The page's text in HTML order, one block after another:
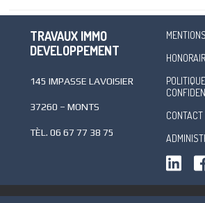
TRAVAUX IMMO
DEVELOPPEMENT
145 IMPASSE LAVOISIER
37260 – MONTS
TÈL.06 67 77 38 75
CONTACT